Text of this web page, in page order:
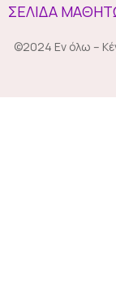
ΣΕΛΙΔΑ
©2024 Εν όλω –